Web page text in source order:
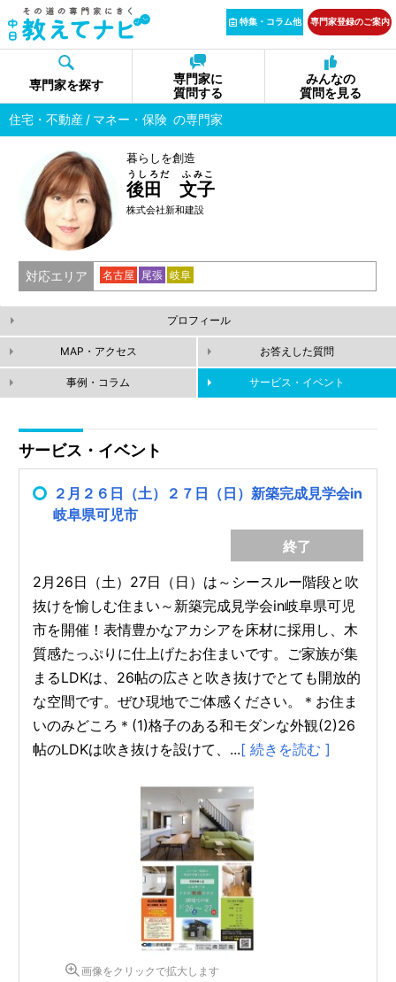
特集・コラム他 専門家登録のご案内
専門家を探す
専門家に
質問する
みんなの
質問を見る
住宅・不動産
マネー・保険 の専門家
暮らしを創造
後田 文子
うしろだ ふみこ
株式会社新和建設
対応エリア 名古屋 尾張 岐阜
プロフィール
MAP・アクセス お答えした質問
事例・コラム サービス・イベント
サービス・イベント
２月２６日（土）２７日（日）新築完成見学会in
岐阜県可児市
終了
2月26日（土）27日（日）は～シースルー階段と吹
抜けを愉しむ住まい～新築完成見学会in岐阜県可児
市を開催！表情豊かなアカシアを床材に採用し、木
質感たっぷりに仕上げたお住まいです。ご家族が集
まるLDKは、26帖の広さと吹き抜けでとても開放的
な空間です。ぜひ現地でご体感ください。＊お住ま
いのみどころ＊(1)格子のある和モダンな外観(2)26
帖のLDKは吹き抜けを設けて、...[ 続きを読む ]
画像をクリックで拡大します